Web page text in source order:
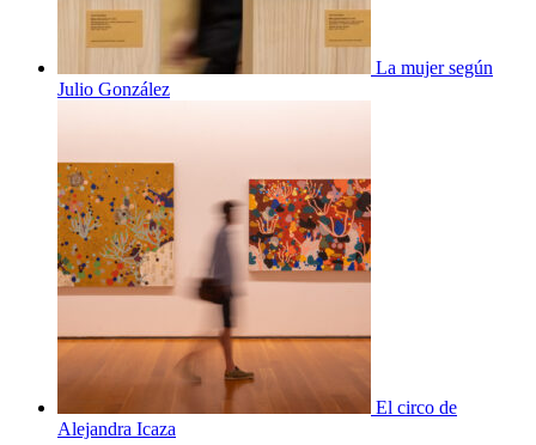
La mujer según
Julio González
El circo de
Alejandra Icaza